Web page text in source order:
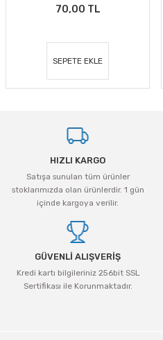
70,00 TL
SEPETE EKLE
HIZLI KARGO
Satışa sunulan tüm ürünler
stoklarımızda olan ürünlerdir. 1 gün
içinde kargoya verilir.
GÜVENLİ ALIŞVERİŞ
Kredi kartı bilgileriniz 256bit SSL
Sertifikası ile Korunmaktadır.